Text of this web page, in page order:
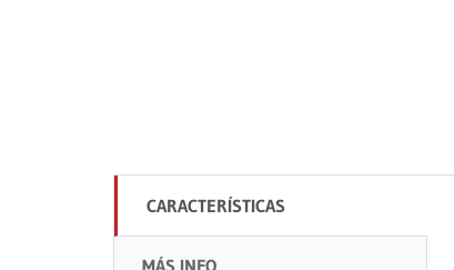
CARACTERÍSTICAS
MÁS INFO